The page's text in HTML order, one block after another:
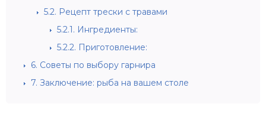
5.2. Рецепт трески с травами
5.2.1. Ингредиенты:
5.2.2. Приготовление:
6. Советы по выбору гарнира
7. Заключение: рыба на вашем столе